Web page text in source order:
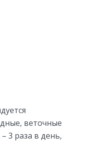
веточные
3 раза в день,